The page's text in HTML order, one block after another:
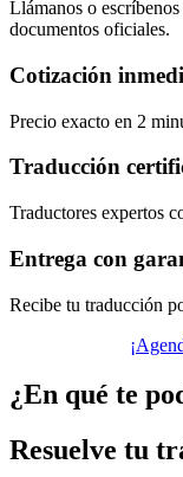
Llámanos o
documentos oficiales.
Cotización
Precio exacto en 2
Traducción
Traductores expertos
Entrega con
Recibe tu traducción
¿En qué te
Resuelve tu